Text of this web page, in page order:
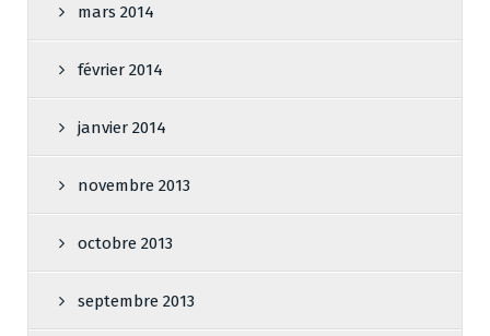
mars 2014
février 2014
janvier 2014
novembre 2013
octobre 2013
septembre 2013